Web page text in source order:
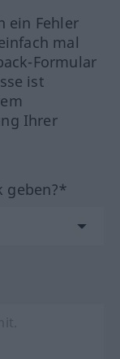
ein Fehler
mal
Formular
ist
Ihrer
geben?*